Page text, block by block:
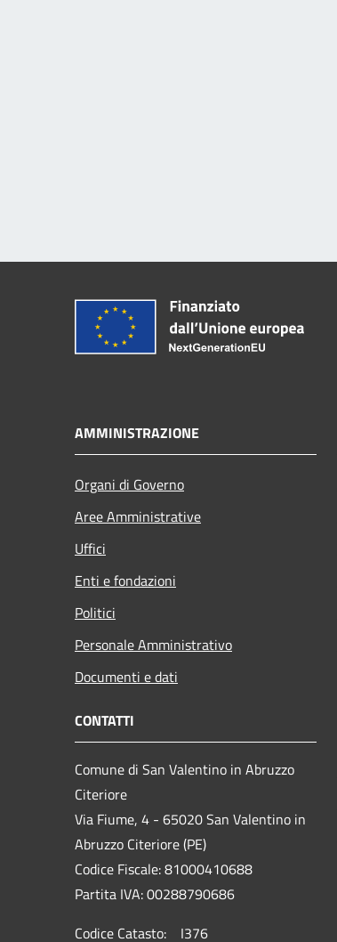
AMMINISTRAZIONE
Organi di Governo
Aree Amministrative
Uffici
Enti e fondazioni
Politici
Personale Amministrativo
Documenti e dati
CONTATTI
Comune di San Valentino in Abruzzo
Citeriore
Via Fiume, 4 - 65020 San Valentino in
Abruzzo Citeriore (PE)
Codice Fiscale: 81000410688
Partita IVA: 00288790686
Codice Catasto: I376